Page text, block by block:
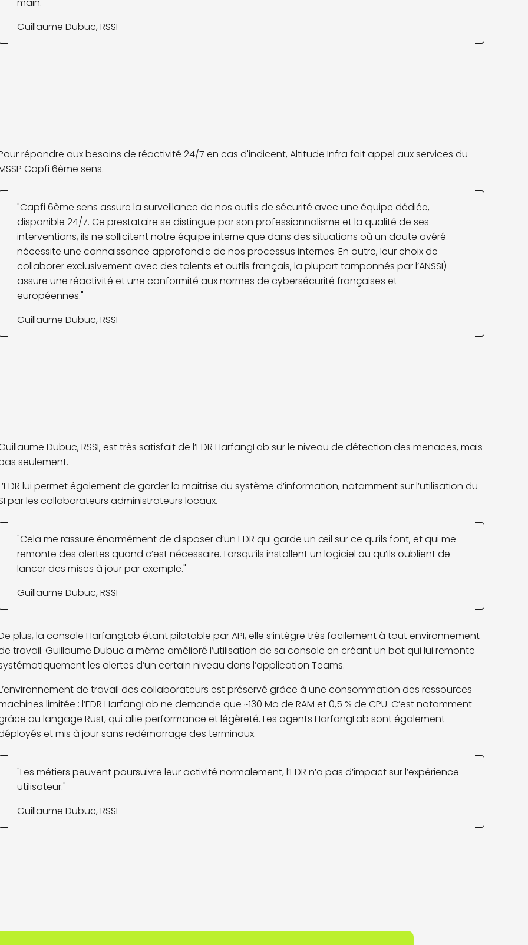
main."
Guillaume Dubuc, RSSI
répondre aux besoins de réactivité 24/7 en cas d'indicent, Altitude Infra fait appel aux services du
Capfi 6ème sens.
"Capfi 6ème sens assure la surveillance de nos outils de sécurité avec une équipe dédiée,
disponible 24/7. Ce prestataire se distingue par son professionnalisme et la qualité de ses
interventions, ils ne sollicitent notre équipe interne que dans des situations où un doute avéré
nécessite une connaissance approfondie de nos processus internes. En outre, leur choix de
collaborer exclusivement avec des talents et outils français, la plupart tamponnés par l’ANSSI)
assure une réactivité et une conformité aux normes de cybersécurité françaises et
européennes."
Guillaume Dubuc, RSSI
Dubuc, RSSI, est très satisfait de l’EDR HarfangLab sur le niveau de détection des menaces, mais
seulement.
lui permet également de garder la maitrise du système d’information, notamment sur l’utilisation du
par les collaborateurs administrateurs locaux.
"Cela me rassure énormément de disposer d’un EDR qui garde un œil sur ce qu’ils font, et qui me
remonte des alertes quand c’est nécessaire. Lorsqu’ils installent un logiciel ou qu’ils oublient de
lancer des mises à jour par exemple."
Guillaume Dubuc, RSSI
plus, la console HarfangLab étant pilotable par API, elle s’intègre très facilement à tout environnement
travail. Guillaume Dubuc a même amélioré l’utilisation de sa console en créant un bot qui lui remonte
les alertes d’un certain niveau dans l’application Teams.
de travail des collaborateurs est préservé grâce à une consommation des ressources
limitée : l’EDR HarfangLab ne demande que ~130 Mo de RAM et 0,5 % de CPU. C’est notamment
au langage Rust, qui allie performance et légèreté. Les agents HarfangLab sont également
et mis à jour sans redémarrage des terminaux.
"Les métiers peuvent poursuivre leur activité normalement, l’EDR n’a pas d’impact sur l’expérience
utilisateur."
Guillaume Dubuc, RSSI